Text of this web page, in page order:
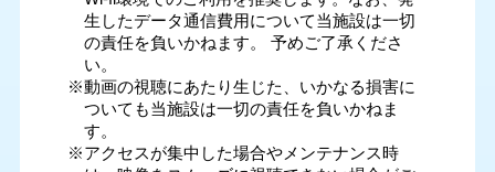
生したデータ通信費用について当施設は一切
の責任を負いかねます。 予めご了承くださ
い。
※動画の視聴にあたり生じた、いかなる損害に
ついても当施設は一切の責任を負いかねま
す。
※アクセスが集中した場合やメンテナンス時